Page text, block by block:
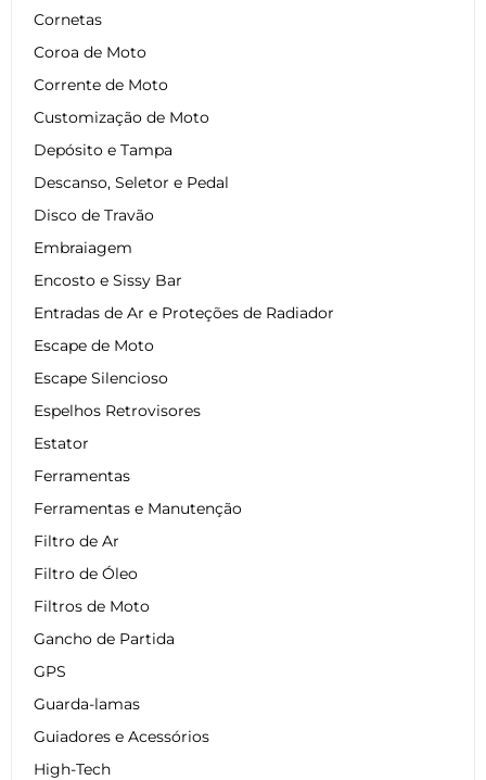
Cornetas
Coroa de Moto
Corrente de Moto
Customização de Moto
Depósito e Tampa
Descanso, Seletor e Pedal
Disco de Travão
Embraiagem
Encosto e Sissy Bar
Entradas de Ar e Proteções de Radiador
Escape de Moto
Escape Silencioso
Espelhos Retrovisores
Estator
Ferramentas
Ferramentas e Manutenção
Filtro de Ar
Filtro de Óleo
Filtros de Moto
Gancho de Partida
GPS
Guarda-lamas
Guiadores e Acessórios
High-Tech